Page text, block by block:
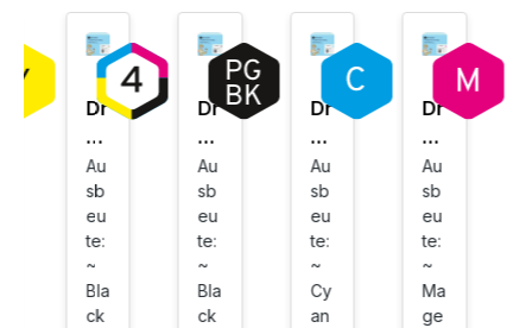
Dr
uc
ke
rp
at
ro
ne
n
Au
sb
eu
te:
~
Bla
ck
Dr
uc
ke
rp
at
ro
ne
ko
Au
sb
eu
te:
~
Bla
ck
Dr
uc
ke
rp
at
ro
ne
ko
Au
sb
eu
te:
~
Cy
an
Dr
uc
ke
rp
at
ro
ne
ko
Au
sb
eu
te:
~
Ma
ge